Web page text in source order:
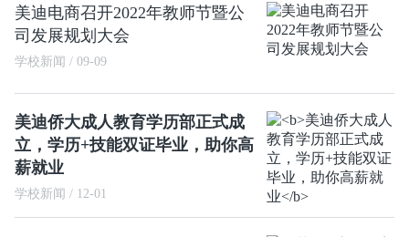
美迪电商召开2022年教师节暨公
司发展规划大会
学校新闻 / 09-09
美迪侨大成人教育学历部正式成
立，学历+技能双证毕业，助你高
薪就业
学校新闻 / 12-01